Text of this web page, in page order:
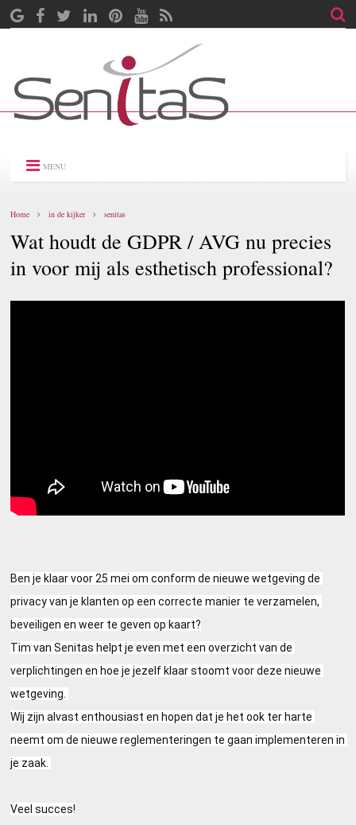
MENU
Home in de kijker senitas
Wat houdt de GDPR / AVG nu precies
in voor mij als esthetisch professional?
Ben je klaar voor 25 mei om conform de nieuwe wetgeving de
privacy van je klanten op een correcte manier te verzamelen,
beveiligen en weer te geven op kaart?
Tim van Senitas helpt je even met een overzicht van de
verplichtingen en hoe je jezelf klaar stoomt voor deze nieuwe
wetgeving.
Wij zijn alvast enthousiast en hopen dat je het ook ter harte
neemt om de nieuwe reglementeringen te gaan implementeren in
je zaak.
Veel succes!